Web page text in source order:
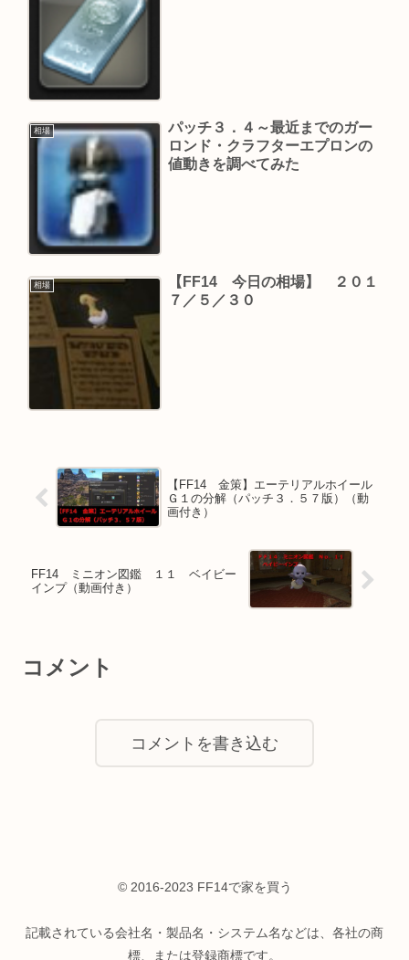
相場
パッチ３．４～最近までのガー
ロンド・クラフターエプロンの
値動きを調べてみた
相場
【FF14 今日の相場】 ２０１
７／５／３０
【FF14 金策】エーテリアルホイール
Ｇ１の分解（パッチ３．５７版）（動
画付き）
FF14 ミニオン図鑑 １１ ベイビー
インプ（動画付き）
コメント
コメントを書き込む
© 2016-2023 FF14で家を買う
記載されている会社名・製品名・システム名などは、各社の商
標、または登録商標です。